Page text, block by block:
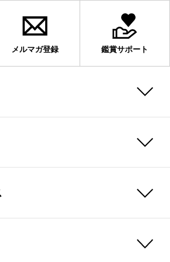
メルマガ登録 鑑賞サポート